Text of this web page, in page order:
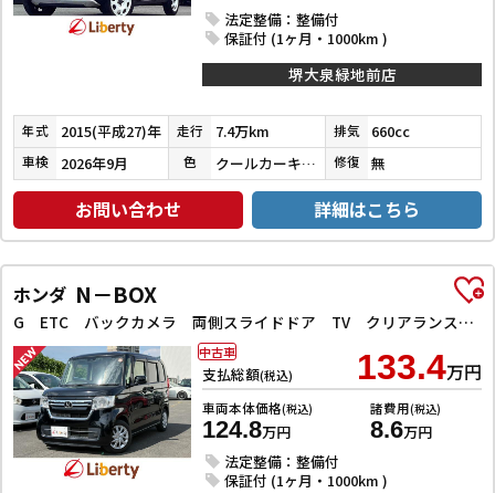
法定整備：整備付
保証付 (1ヶ月・1000km )
堺大泉緑地前店
年式 2015(平成27)年 走行 7.4万km 排気 660cc
車検 2026年9月 色 クールカーキパールメタリック／ホワイト 修復 無
お問い合わせ 詳細はこちら
ホンダ N－BOX
G ETC バックカメラ 両側スライドドア TV クリアランスソナー オートクルーズコントロール レーンアシスト 衝突被害軽減システム オートライト LEDヘッドランプ スマートキー
支払総額(税込) 133.4万円
車両本体価格(税込)
124.8万円
諸費用(税込)
8.6万円
法定整備：整備付
保証付 (1ヶ月・1000km )
中古車